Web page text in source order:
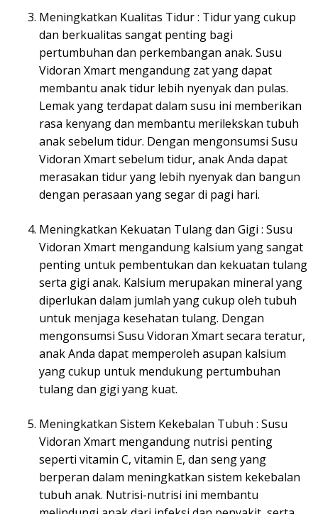
Meningkatkan Kualitas Tidur : Tidur yang cukup
dan berkualitas sangat penting bagi
pertumbuhan dan perkembangan anak. Susu
Vidoran Xmart mengandung zat yang dapat
membantu anak tidur lebih nyenyak dan pulas.
Lemak yang terdapat dalam susu ini memberikan
rasa kenyang dan membantu merilekskan tubuh
anak sebelum tidur. Dengan mengonsumsi Susu
Vidoran Xmart sebelum tidur, anak Anda dapat
merasakan tidur yang lebih nyenyak dan bangun
dengan perasaan yang segar di pagi hari.
Meningkatkan Kekuatan Tulang dan Gigi : Susu
Vidoran Xmart mengandung kalsium yang sangat
penting untuk pembentukan dan kekuatan tulang
serta gigi anak. Kalsium merupakan mineral yang
diperlukan dalam jumlah yang cukup oleh tubuh
untuk menjaga kesehatan tulang. Dengan
mengonsumsi Susu Vidoran Xmart secara teratur,
anak Anda dapat memperoleh asupan kalsium
yang cukup untuk mendukung pertumbuhan
tulang dan gigi yang kuat.
Meningkatkan Sistem Kekebalan Tubuh : Susu
Vidoran Xmart mengandung nutrisi penting
seperti vitamin C, vitamin E, dan seng yang
berperan dalam meningkatkan sistem kekebalan
tubuh anak. Nutrisi-nutrisi ini membantu